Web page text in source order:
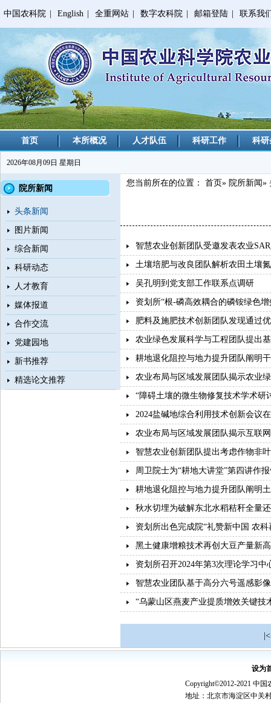
中国农科院 English 全重网站 数字农科院 邮箱登陆 联系我
首页 本所概况 人才队伍 科研工作 科
2026年08月09日 星期日
院所新闻
头条新闻
图片新闻
综合新闻
科研动态
人才教育
媒体报道
合作交流
党建园地
新书推荐
精选论文推荐
您当前所在的位置： 首页» 院所新闻»
智慧农业创新团队受邀发表农业
土壤培肥与改良团队解析农田土壤
吴孔明到党支部工作联系点调研
资划所“根-磷高效耦合的磷铵绿色
肥料及施肥技术创新团队发现通过
农业绿色发展科学与工程团队提出
耕地退化阻控与地力提升团队阐明
农业布局与区域发展团队揭示农业
“障碍土壤的微生物修复技术学术研
2024盐碱地综合利用技术创新会议
农业布局与区域发展团队揭示互联
智慧农业创新团队提出考虑作物非
周卫院士为“耕地大讲堂”第四讲作
耕地退化阻控与地力提升团队阐明
秋水切埋为破解东北水稻秸秆全量
资划所出色完成院“礼赞新中国 农
黑土健康增粮技术再创大豆产量新高
资划所召开2024年第3次理论学习中
智慧农业团队基于高分六号遥感影
“乌蒙山区燕麦产业提质增效关键技
设为
Copyright©2012-2021 中
地址：北京市海淀区中关